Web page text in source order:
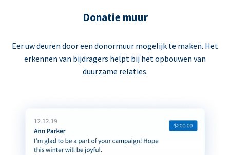
Donatie muur
Eer uw deuren door een donormuur mogelijk te maken. Het
erkennen van bijdragers helpt bij het opbouwen van
duurzame relaties.